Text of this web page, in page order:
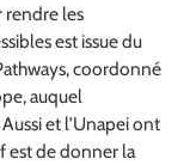
les
est issue du
coordonné
auquel
et l’Unapei ont
est de donner la